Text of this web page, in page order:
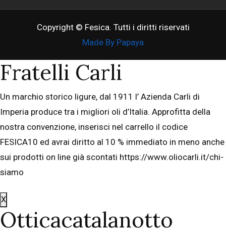
Copyright © Fesica. Tutti i diritti riservati
Made By Papaya
Fratelli Carli
Un marchio storico ligure, dal 1911 l’ Azienda Carli di
Imperia produce tra i migliori oli d’Italia. Approfitta della
nostra convenzione, inserisci nel carrello il codice
FESICA10 ed avrai diritto al 10 % immediato in meno anche
sui prodotti on line già scontati https://www.oliocarli.it/chi-
siamo
X
Otticacatalanotto